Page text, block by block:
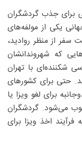
برای جذب گردشگران
یکی از مولفه‌های
از منظر روادید،
که شهروندانشان
شکننده‌ای با تهران
حتی برای کشورهای
برای لغو ویزا یا
می‌شود. گردشگران
اخذ ویزا برای